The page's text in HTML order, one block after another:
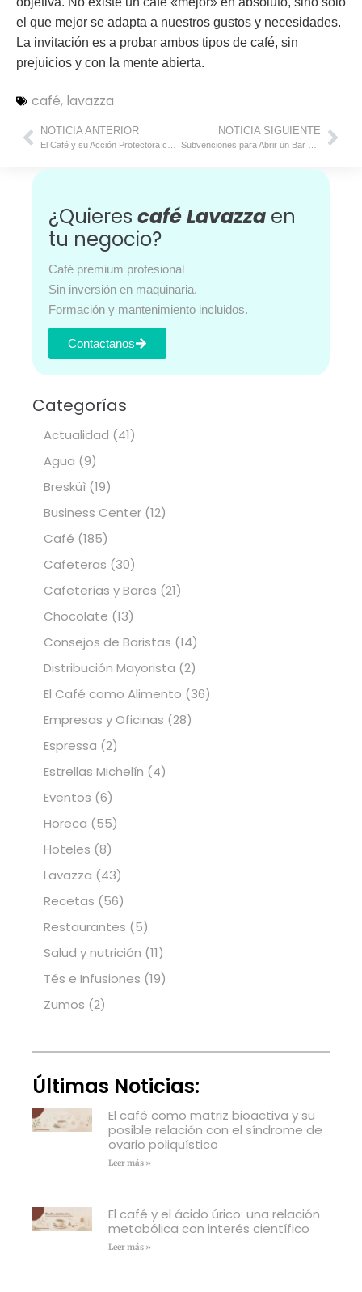
el que mejor se adapta a nuestros gustos y necesidades.
La invitación es a probar ambos tipos de café, sin
prejuicios y con la mente abierta.
café, lavazza
NOTICIA ANTERIOR NOTICIA SIGUIENTE
¿Quieres café Lavazza en
tu negocio?
Café premium profesional
Sin inversión en maquinaria.
Formación y mantenimiento incluidos.
Contactanos
Categorías
Actualidad (41)
Agua (9)
Bresküì (19)
Business Center (12)
Café (185)
Cafeteras (30)
Cafeterías y Bares (21)
Chocolate (13)
Consejos de Baristas (14)
Distribución Mayorista (2)
El Café como Alimento (36)
Empresas y Oficinas (28)
Espressa (2)
Estrellas Michelín (4)
Eventos (6)
Horeca (55)
Hoteles (8)
Lavazza (43)
Recetas (56)
Restaurantes (5)
Salud y nutrición (11)
Tés e Infusiones (19)
Zumos (2)
Últimas Noticias:
El café como matriz bioactiva y su
posible relación con el síndrome de
ovario poliquístico
Leer más »
El café y el ácido úrico: una relación
metabólica con interés científico
Leer más »